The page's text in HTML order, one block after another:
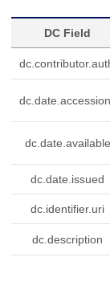
DC Field
dc.date.available
dc.date.issued
dc.identifier.uri
dc.description